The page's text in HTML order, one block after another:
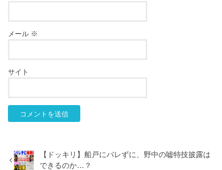
メール ※
サイト
【ドッキリ】船戸にバレずに、野中の嘘特技披露は
できるのか…？